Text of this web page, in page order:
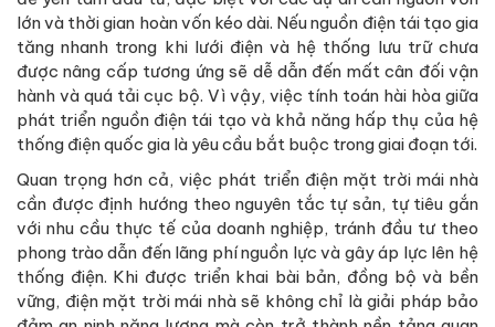
lớn và thời gian hoàn vốn kéo dài. Nếu nguồn điện tái tạo gia
tăng nhanh trong khi lưới điện và hệ thống lưu trữ chưa
được nâng cấp tương ứng sẽ dễ dẫn đến mất cân đối vận
hành và quá tải cục bộ. Vì vậy, việc tính toán hài hòa giữa
phát triển nguồn điện tái tạo và khả năng hấp thụ của hệ
thống điện quốc gia là yêu cầu bắt buộc trong giai đoạn tới.
Quan trọng hơn cả, việc phát triển điện mặt trời mái nhà
cần được định hướng theo nguyên tắc tự sản, tự tiêu gắn
với nhu cầu thực tế của doanh nghiệp, tránh đầu tư theo
phong trào dẫn đến lãng phí nguồn lực và gây áp lực lên hệ
thống điện. Khi được triển khai bài bản, đồng bộ và bền
vững, điện mặt trời mái nhà sẽ không chỉ là giải pháp bảo